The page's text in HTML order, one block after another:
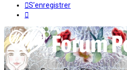
S’enregistrer